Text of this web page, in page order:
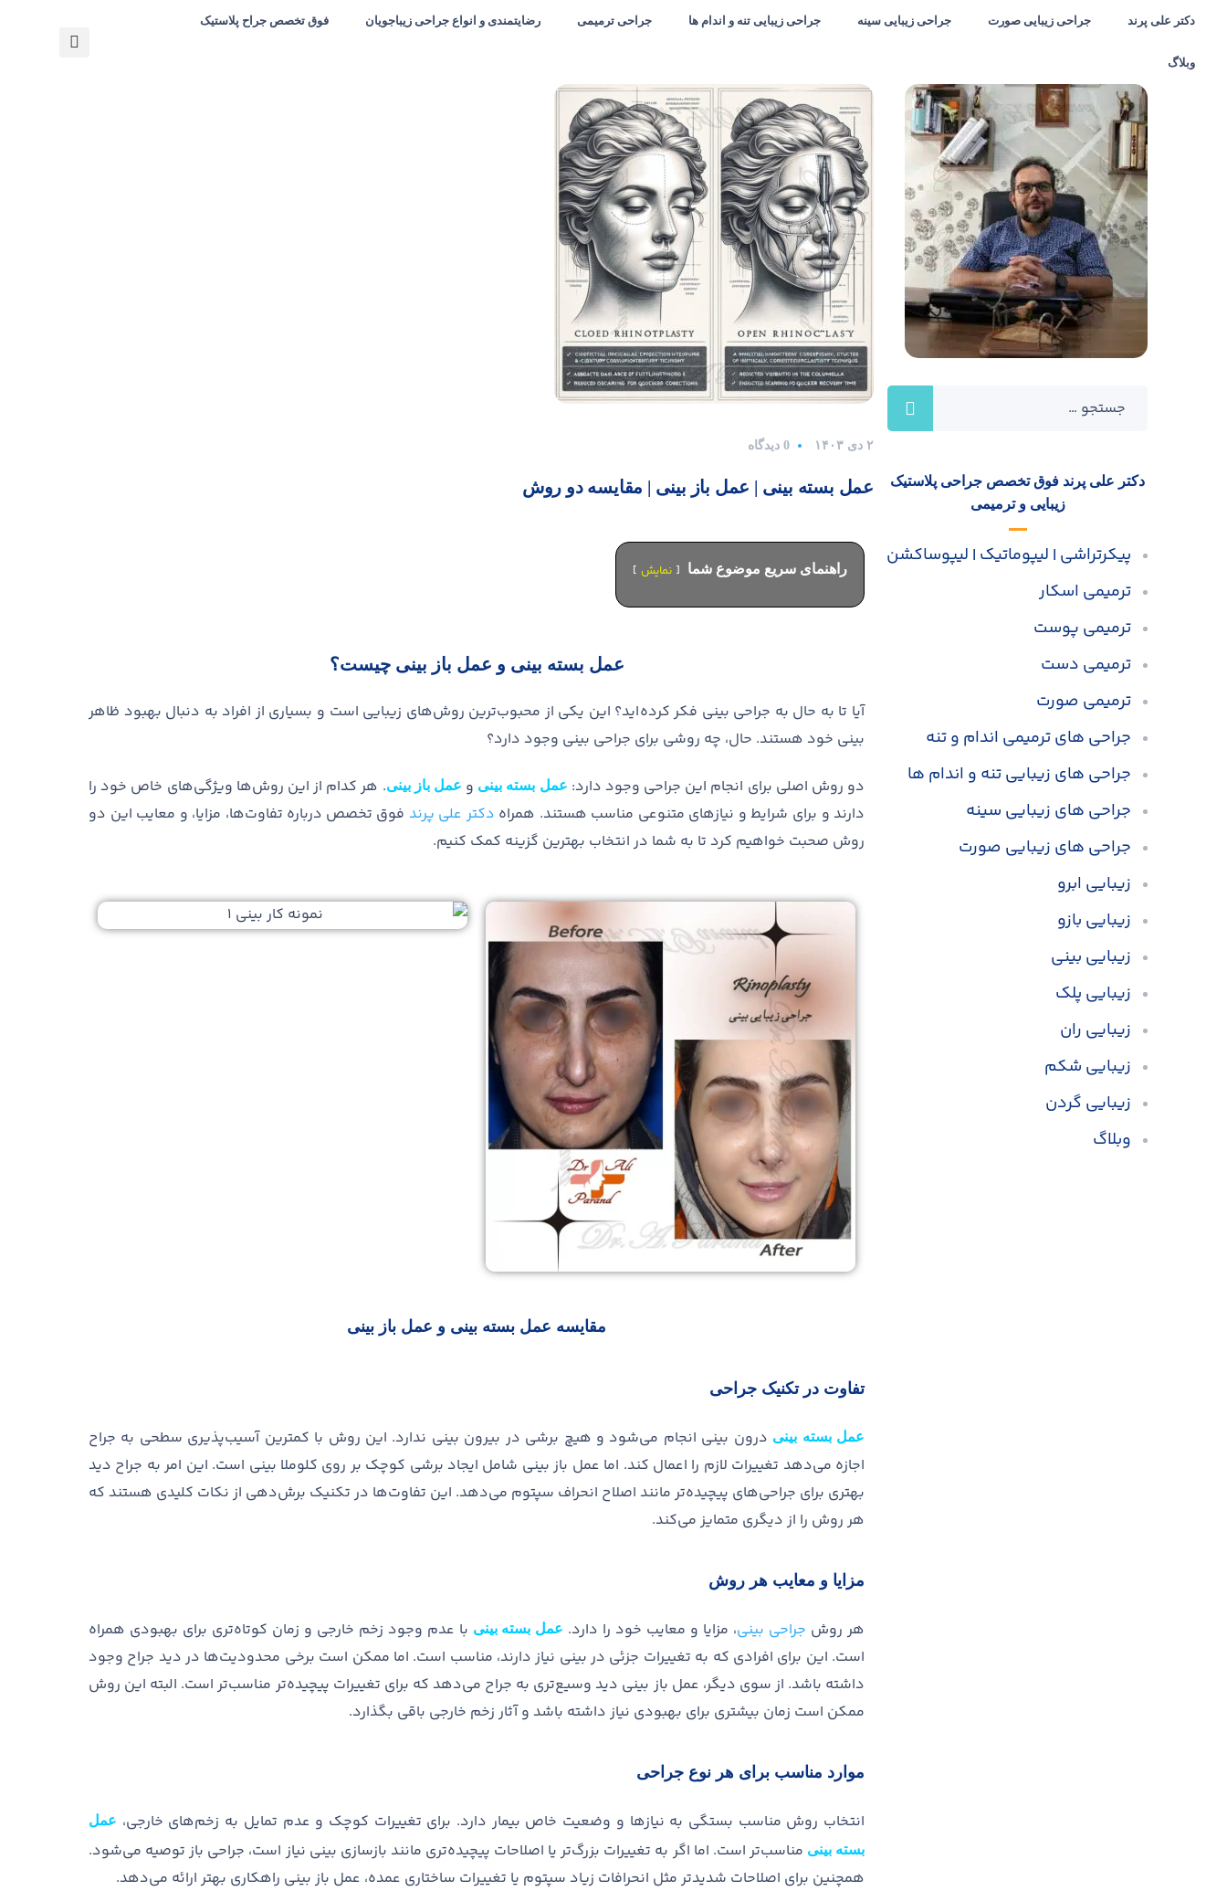
دکتر علی پرند جراحی زیبایی صورت جراحی زیبایی سینه جراحی زیبایی تنه و اندام ها جراحی ترمیمی رضایتمندی و انواع جراحی زیباجویان فوق تخصص جراح پلاستیک
وبلاگ
۲ دی ۱۴۰۳ 0 دیدگاه
عمل بسته بینی | عمل باز بینی | مقایسه دو روش
راهنمای سریع موضوع شما نمایش
عمل بسته بینی و عمل باز بینی چیست؟
آیا تا به حال به جراحی بینی فکر کردهاید؟ این یکی از محبوبترین روشهای زیبایی است و بسیاری از افراد به دنبال بهبود ظاهر
بینی خود هستند. حال، چه روشی برای جراحی بینی وجود دارد؟
دو روش اصلی برای انجام این جراحی وجود دارد: عمل بسته بینی و عمل باز بینی. هر کدام از این روشها ویژگیهای خاص خود را
دارند و برای شرایط و نیازهای متنوعی مناسب هستند. همراه دکتر علی پرند فوق تخصص درباره تفاوتها، مزایا، و معایب این دو
روش صحبت خواهیم کرد تا به شما در انتخاب بهترین گزینه کمک کنیم.
مقایسه عمل بسته بینی و عمل باز بینی
تفاوت در تکنیک جراحی
عمل بسته بینی درون بینی انجام میشود و هیچ برشی در بیرون بینی ندارد. این روش با کمترین آسیبپذیری سطحی به جراح
اجازه میدهد تغییرات لازم را اعمال کند. اما عمل باز بینی شامل ایجاد برشی کوچک بر روی کلوملا بینی است. این امر به جراح دید
بهتری برای جراحیهای پیچیدهتر مانند اصلاح انحراف سپتوم میدهد. این تفاوتها در تکنیک برشدهی از نکات کلیدی هستند که
هر روش را از دیگری متمایز میکند.
مزایا و معایب هر روش
هر روش جراحی بینی، مزایا و معایب خود را دارد. عمل بسته بینی با عدم وجود زخم خارجی و زمان کوتاهتری برای بهبودی همراه
است. این برای افرادی که به تغییرات جزئی در بینی نیاز دارند، مناسب است. اما ممکن است برخی محدودیتها در دید جراح وجود
داشته باشد. از سوی دیگر، عمل باز بینی دید وسیعتری به جراح میدهد که برای تغییرات پیچیدهتر مناسبتر است. البته این روش
ممکن است زمان بیشتری برای بهبودی نیاز داشته باشد و آثار زخم خارجی باقی بگذارد.
موارد مناسب برای هر نوع جراحی
انتخاب روش مناسب بستگی به نیازها و وضعیت خاص بیمار دارد. برای تغییرات کوچک و عدم تمایل به زخمهای خارجی، عمل
بسته بینی مناسبتر است. اما اگر به تغییرات بزرگتر یا اصلاحات پیچیدهتری مانند بازسازی بینی نیاز است، جراحی باز توصیه میشود.
همچنین برای اصلاحات شدیدتر مثل انحرافات زیاد سپتوم یا تغییرات ساختاری عمده، عمل باز بینی راهکاری بهتر ارائه میدهد.
دکتر علی پرند فوق تخصص جراحی پلاستیک
زیبایی و ترمیمی
پیکرتراشی | لیپوماتیک | لیپوساکشن
ترمیمی اسکار
ترمیمی پوست
ترمیمی دست
ترمیمی صورت
جراحی های ترمیمی اندام و تنه
جراحی های زیبایی تنه و اندام ها
جراحی های زیبایی سینه
جراحی های زیبایی صورت
زیبایی ابرو
زیبایی بازو
زیبایی بینی
زیبایی پلک
زیبایی ران
زیبایی شکم
زیبایی گردن
وبلاگ